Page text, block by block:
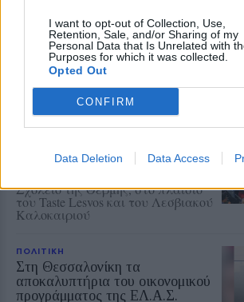
I want to opt-out of Collection, Use,
Retention, Sale, and/or Sharing of my
Personal Data that Is Unrelated with
Purposes for which it was collected.
Opted Out
CONFIRM
Data Deletion Data Access
ΣΤΗΝ ΙΔΙΑ ΚΑΤΗΓΟΡΙΑ
ΧΩΡΙΑ
Η Θερμή γιόρτασε τους
γευστικούς θησαυρούς της
Λέσβου
Λάδι και τυρί βρέθηκαν στο
επίκεντρο της γιορτής που
Σχολείο της Θερμής, στο πλαίσιο
του Taste Lesvos και του Λεσβιακού
Καλοκαιριού
ΠΟΛΙΤΙΚΗ
Στη Θεσσαλονίκη τα
αποκαλυπτήρια του οικονομικού
προγράμματος της ΕΛ.Α.Σ.